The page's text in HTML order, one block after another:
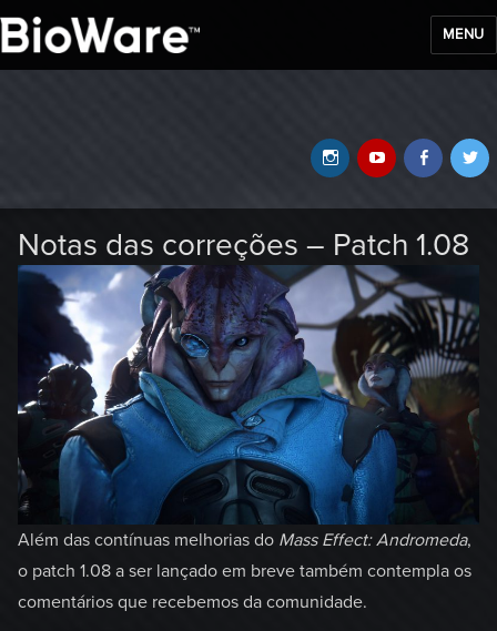
MENU
YouTube
Instagram
Notas das correções – Patch 1.08
Além das contínuas melhorias do Mass Effect: Andromeda,
o patch 1.08 a ser lançado em breve também contempla os
comentários que recebemos da comunidade.